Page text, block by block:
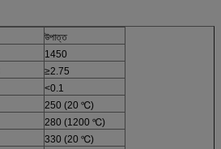
উপাত্ত
1450
≥2.75
<0.1
250 (20 ℃)
280 (1200 ℃)
330 (20 ℃)